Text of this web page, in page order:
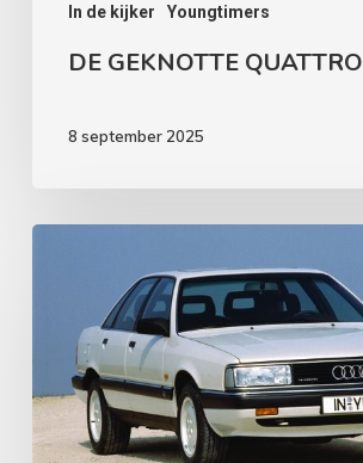
In de kijker Youngtimers
DE GEKNOTTE QUATTRO
8 september 2025
QUATTRO